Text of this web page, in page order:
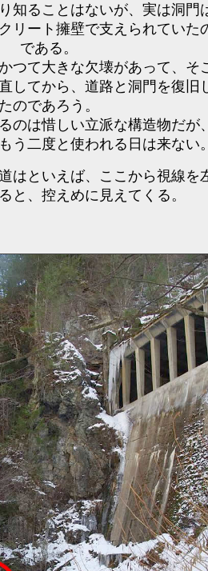
知ることはないが、実は洞門
リート擁壁で支えられていた
である。
つて大きな欠壊があって、そ
してから、道路と洞門を復旧
たのであろう。
のは惜しい立派な構造物だが
う二度と使われる日は来ない
はといえば、ここから視線を
と、控えめに見えてくる。